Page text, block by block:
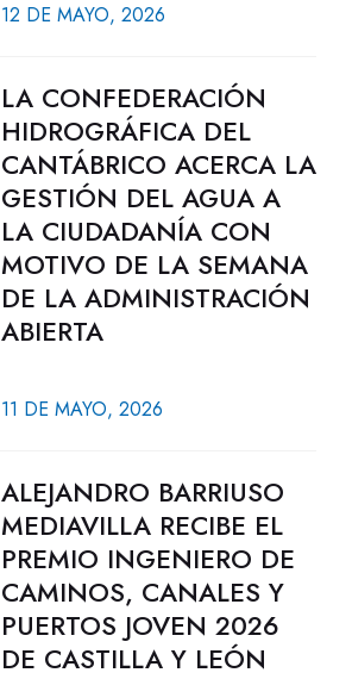
12 DE MAYO, 2026
LA CONFEDERACIÓN
HIDROGRÁFICA DEL
CANTÁBRICO ACERCA LA
GESTIÓN DEL AGUA A
LA CIUDADANÍA CON
MOTIVO DE LA SEMANA
DE LA ADMINISTRACIÓN
ABIERTA
11 DE MAYO, 2026
ALEJANDRO BARRIUSO
MEDIAVILLA RECIBE EL
PREMIO INGENIERO DE
CAMINOS, CANALES Y
PUERTOS JOVEN 2026
DE CASTILLA Y LEÓN